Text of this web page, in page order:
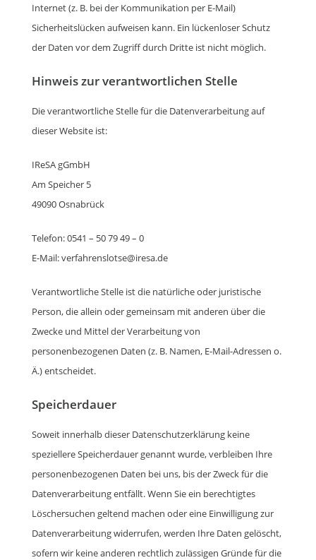
Internet (z. B. bei der Kommunikation per E-Mail)
Sicherheitslücken aufweisen kann. Ein lückenloser Schutz
der Daten vor dem Zugriff durch Dritte ist nicht möglich.
Hinweis zur verantwortlichen Stelle
Die verantwortliche Stelle für die Datenverarbeitung auf
dieser Website ist:
IReSA gGmbH
Am Speicher 5
49090 Osnabrück
Telefon: 0541 – 50 79 49 – 0
E-Mail: verfahrenslotse@iresa.de
Verantwortliche Stelle ist die natürliche oder juristische
Person, die allein oder gemeinsam mit anderen über die
Zwecke und Mittel der Verarbeitung von
personenbezogenen Daten (z. B. Namen, E-Mail-Adressen o.
Ä.) entscheidet.
Speicherdauer
Soweit innerhalb dieser Datenschutzerklärung keine
speziellere Speicherdauer genannt wurde, verbleiben Ihre
personenbezogenen Daten bei uns, bis der Zweck für die
Datenverarbeitung entfällt. Wenn Sie ein berechtigtes
Löschersuchen geltend machen oder eine Einwilligung zur
Datenverarbeitung widerrufen, werden Ihre Daten gelöscht,
sofern wir keine anderen rechtlich zulässigen Gründe für die